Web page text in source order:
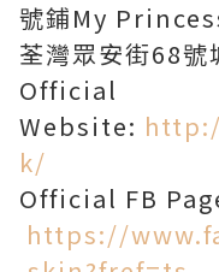
號鋪My
荃灣眾安街68
Official
Website:
k/
Official FB
https://